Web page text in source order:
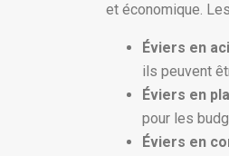
et économique.
Éviers en
ils peuvent
Éviers en
pour les
Éviers en